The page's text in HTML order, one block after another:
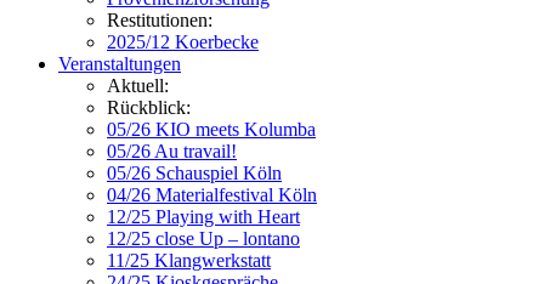
Restitutionen:
2025/12 Koerbecke
Veranstaltungen
Aktuell:
Rückblick:
05/26 KIO meets Kolumba
05/26 Au travail!
05/26 Schauspiel Köln
04/26 Materialfestival Köln
12/25 Playing with Heart
12/25 close Up – lontano
11/25 Klangwerkstatt